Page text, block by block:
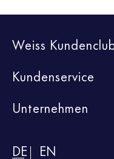
Weiss
Kundenservice
Unternehmen
DE EN